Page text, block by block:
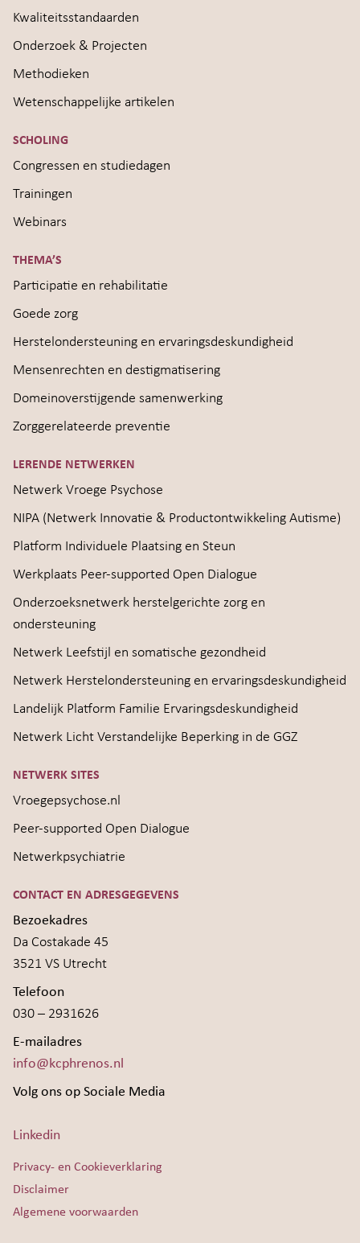
Kwaliteitsstandaarden
Onderzoek & Projecten
Methodieken
Wetenschappelijke artikelen
SCHOLING
Congressen en studiedagen
Trainingen
Webinars
THEMA’S
Participatie en rehabilitatie
Goede zorg
Herstelondersteuning en ervaringsdeskundigheid
Mensenrechten en destigmatisering
Domeinoverstijgende samenwerking
Zorggerelateerde preventie
LERENDE NETWERKEN
Netwerk Vroege Psychose
NIPA (Netwerk Innovatie & Productontwikkeling Autisme)
Platform Individuele Plaatsing en Steun
Werkplaats Peer-supported Open Dialogue
Onderzoeksnetwerk herstelgerichte zorg en
ondersteuning
Netwerk Leefstijl en somatische gezondheid
Netwerk Herstelondersteuning en ervaringsdeskundigheid
Landelijk Platform Familie Ervaringsdeskundigheid
Netwerk Licht Verstandelijke Beperking in de GGZ
NETWERK SITES
Vroegepsychose.nl
Peer-supported Open Dialogue
Netwerkpsychiatrie
CONTACT EN ADRESGEGEVENS
Bezoekadres
Da Costakade 45
3521 VS Utrecht
Telefoon
030 – 2931626
E-mailadres
info@kcphrenos.nl
Volg ons op Sociale Media
Linkedin
Privacy- en Cookieverklaring
Disclaimer
Algemene voorwaarden